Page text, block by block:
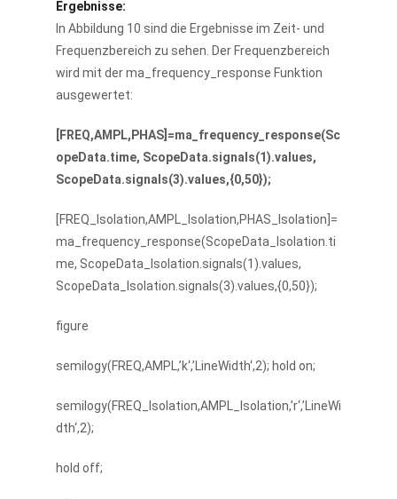
Ergebnisse:
In Abbildung 10 sind die Ergebnisse im Zeit- und
Frequenzbereich zu sehen. Der Frequenzbereich
wird mit der ma_frequency_response Funktion
ausgewertet:
[FREQ,AMPL,PHAS]=ma_frequency_response(Sc
opeData.time, ScopeData.signals(1).values,
ScopeData.signals(3).values,{0,50});
[FREQ_Isolation,AMPL_Isolation,PHAS_Isolation]=
ma_frequency_response(ScopeData_Isolation.ti
me, ScopeData_Isolation.signals(1).values,
ScopeData_Isolation.signals(3).values,{0,50});
figure
semilogy(FREQ,AMPL,’k‘,’LineWidth‘,2); hold on;
semilogy(FREQ_Isolation,AMPL_Isolation,’r‘,’LineWi
dth‘,2);
hold off;